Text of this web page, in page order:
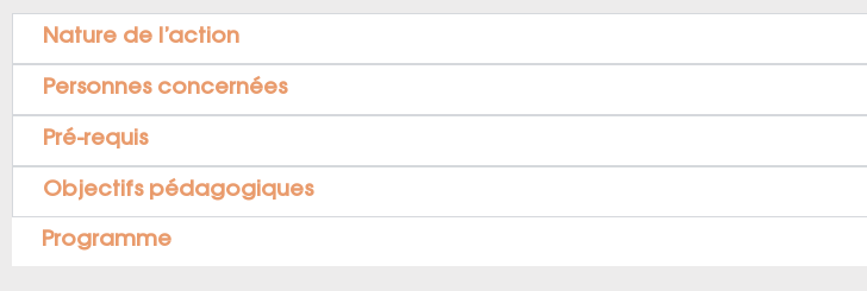
Nature de l’action
Personnes concernées
Pré-requis
Objectifs pédagogiques
Programme